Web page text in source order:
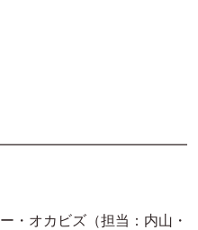
・オカビズ（担当：内山・